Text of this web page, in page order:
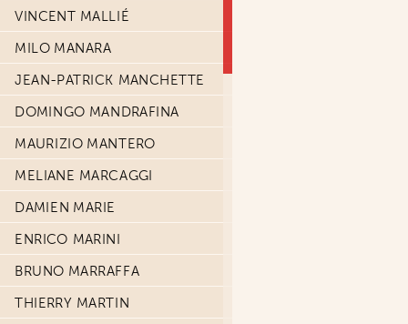
VINCENT MALLIÉ
MILO MANARA
JEAN-PATRICK MANCHETTE
DOMINGO MANDRAFINA
MAURIZIO MANTERO
MELIANE MARCAGGI
DAMIEN MARIE
ENRICO MARINI
BRUNO MARRAFFA
THIERRY MARTIN